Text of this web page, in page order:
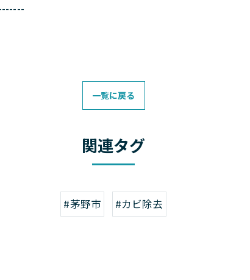
一覧に戻る
関連タグ
#茅野市 #カビ除去